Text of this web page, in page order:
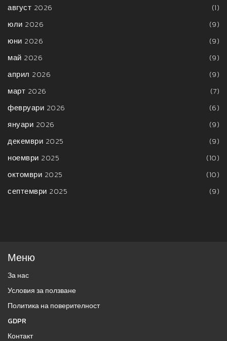
август 2026
(1)
юли 2026
(9)
юни 2026
(9)
май 2026
(9)
април 2026
(9)
март 2026
(7)
февруари 2026
(6)
януари 2026
(9)
декември 2025
(9)
ноември 2025
(10)
октомври 2025
(10)
септември 2025
(9)
Меню
За нас
Условия за ползване
Политика на поверителност
GDPR
Контакт